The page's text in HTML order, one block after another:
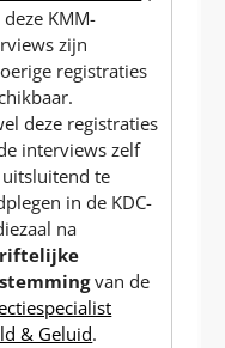
deze KMM-
zijn
registraties
deze registraties
interviews zelf
te
in de KDC-
na
van de
& Geluid.